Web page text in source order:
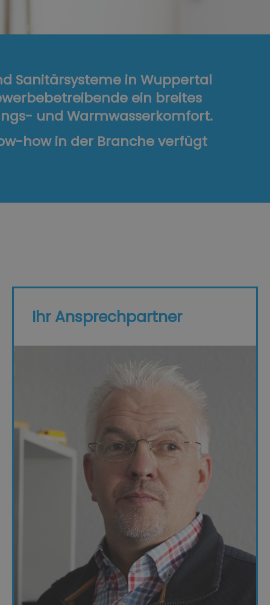
Sanitärsysteme in Wuppertal
ein breites
und Warmwasserkomfort.
how in der Branche verfügt
Ihr Ansprechpartner